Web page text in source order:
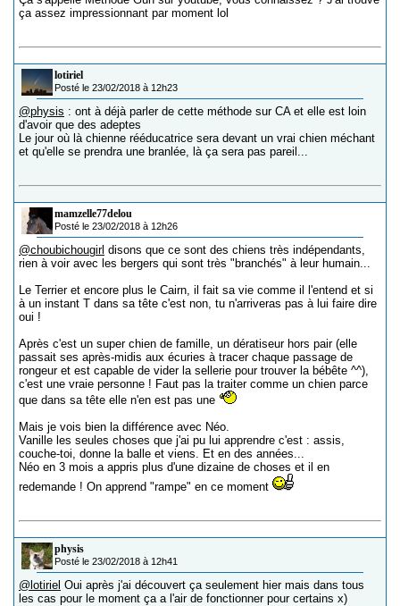
ça assez impressionnant par moment lol
lotiriel
Posté le 23/02/2018 à 12h23
@physis : ont à déjà parler de cette méthode sur CA et elle est loin
d'avoir que des adeptes
Le jour où là chienne rééducatrice sera devant un vrai chien méchant
et qu'elle se prendra une branlée, là ça sera pas pareil...
mamzelle77delou
Posté le 23/02/2018 à 12h26
@choubichougirl disons que ce sont des chiens très indépendants,
rien à voir avec les bergers qui sont très "branchés" à leur humain...
Le Terrier et encore plus le Cairn, il fait sa vie comme il l'entend et si
à un instant T dans sa tête c'est non, tu n'arriveras pas à lui faire dire
oui !
Après c'est un super chien de famille, un dératiseur hors pair (elle
passait ses après-midis aux écuries à tracer chaque passage de
rongeur et est capable de vider la sellerie pour trouver la bébête ^^),
c'est une vraie personne ! Faut pas la traiter comme un chien parce
que dans sa tête elle n'en est pas une
Mais je vois bien la différence avec Néo.
Vanille les seules choses que j'ai pu lui apprendre c'est : assis,
couche-toi, donne la balle et viens. Et en des années...
Néo en 3 mois a appris plus d'une dizaine de choses et il en
redemande ! On apprend "rampe" en ce moment
physis
Posté le 23/02/2018 à 12h41
@lotiriel Oui après j'ai découvert ça seulement hier mais dans tous
les cas pour le moment ça a l'air de fonctionner pour certains x)